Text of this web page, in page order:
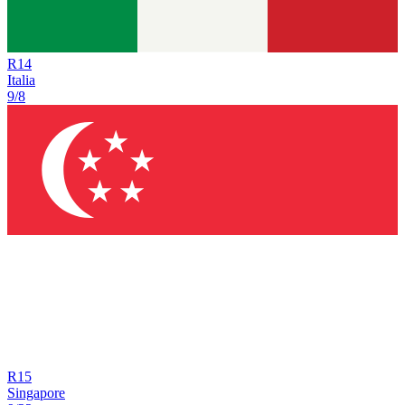
R14
Italia
9/8
R15
Singapore